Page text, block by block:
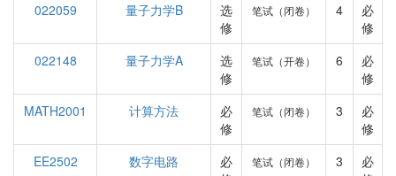
022059
量子力学B
选
修
笔试（闭卷） 4
必
修
022148
量子力学A
选
修
笔试（开卷） 6
必
修
MATH2001
计算方法
必
修
笔试（闭卷） 3
必
修
EE2502
数字电路
必
笔试（闭卷） 3
必